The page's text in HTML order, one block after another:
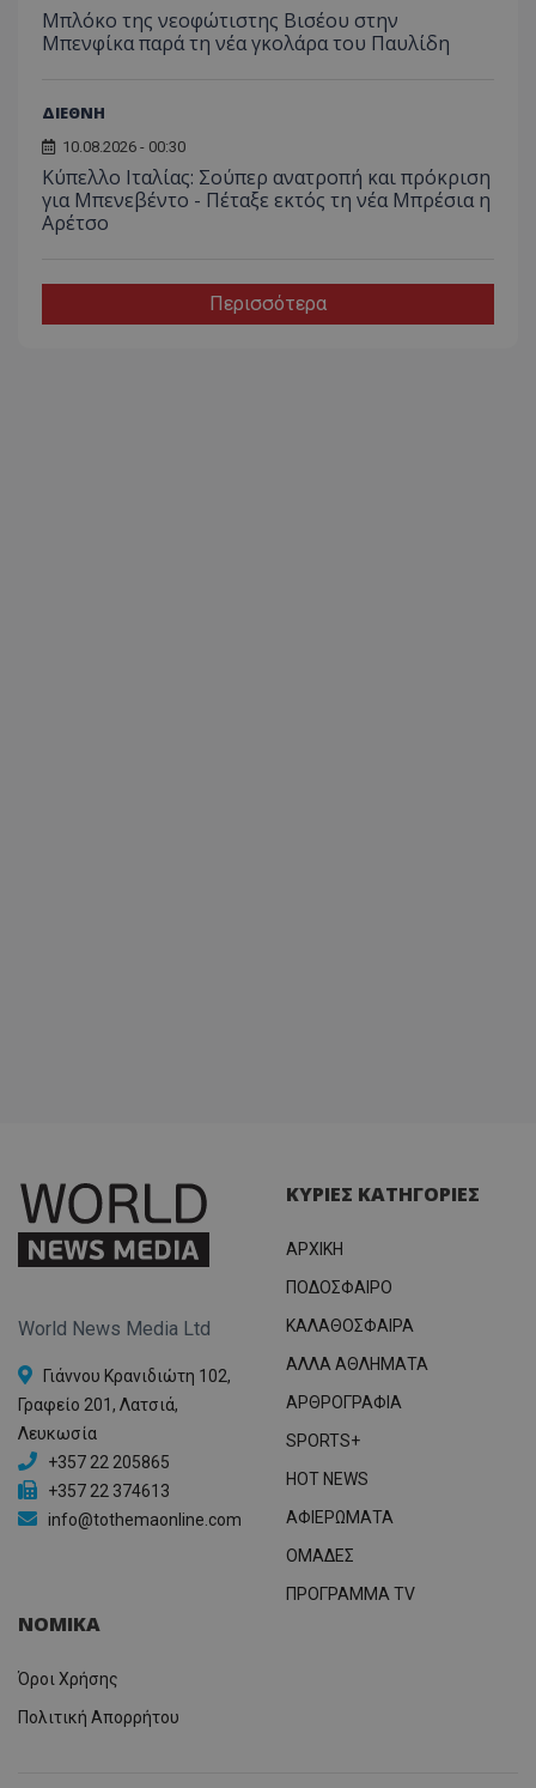
Μπλόκο της νεοφώτιστης Βισέου στην
Μπενφίκα παρά τη νέα γκολάρα του Παυλίδη
ΔΙΕΘΝΗ
10.08.2026 - 00:30
Κύπελλο Ιταλίας: Σούπερ ανατροπή και πρόκριση
για Μπενεβέντο - Πέταξε εκτός τη νέα Μπρέσια η
Αρέτσο
Περισσότερα
World News Media Ltd
Γιάννου Κρανιδιώτη 102,
Γραφείο 201, Λατσιά,
Λευκωσία
+357 22 205865
+357 22 374613
info@tothemaonline.com
ΚΥΡΙΕΣ ΚΑΤΗΓΟΡΙΕΣ
ΑΡΧΙΚΗ
ΠΟΔΟΣΦΑΙΡΟ
ΚΑΛΑΘΟΣΦΑΙΡΑ
ΑΛΛΑ ΑΘΛΗΜΑΤΑ
ΑΡΘΡΟΓΡΑΦΙΑ
SPORTS+
HOT NEWS
ΑΦΙΕΡΩΜΑΤΑ
ΟΜΑΔΕΣ
ΠΡΟΓΡΑΜΜΑ TV
ΝΟΜΙΚΑ
Όροι Χρήσης
Πολιτική Απορρήτου